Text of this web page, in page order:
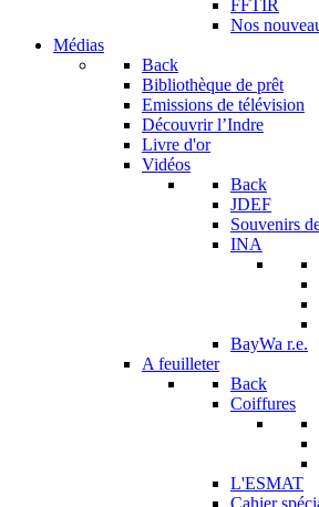
FFTIR
Nos
Médias
Back
Bibliothèque de prêt
Emissions de télévision
Découvrir l’Indre
Livre d'or
Vidéos
Back
JDEF
Souvenirs
INA
BayWa r.e.
A feuilleter
Back
Coiffures
L'ESMAT
Cahier